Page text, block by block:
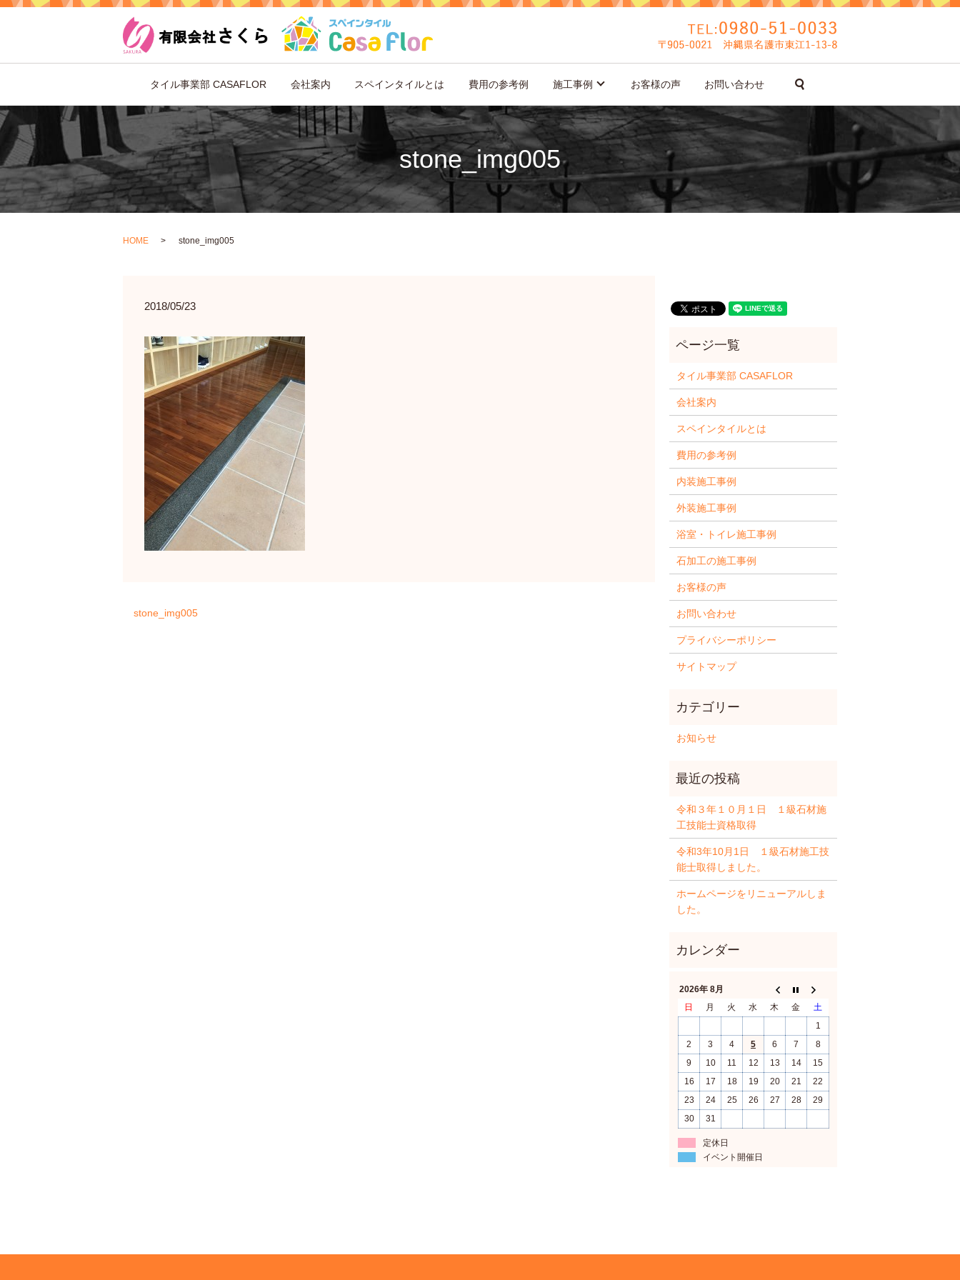
タイル事業部 CASAFLOR 会社案内 スペインタイルとは 費用の参考例 施工事例 お客様の声 お問い合わせ
stone_img005
HOME stone_img005
2018/05/23
stone_img005
タイル事業部 CASAFLOR
会社案内
スペインタイルとは
費用の参考例
内装施工事例
外装施工事例
浴室・トイレ施工事例
石加工の施工事例
お客様の声
お問い合わせ
プライバシーポリシー
サイトマップ
お知らせ
令和３年１０月１日 １級石材施
工技能士資格取得
令和3年10月1日 １級石材施工技
能士取得しました。
ホームページをリニューアルしま
した。
2026年 8月
日
月 火 水 木 金
土
1
2
3 4 5 6 7
8
9
10 11 12 13 14
15
16
17 18 19 20 21
22
23
24 25 26 27 28
29
30
31
定休日
イベント開催日